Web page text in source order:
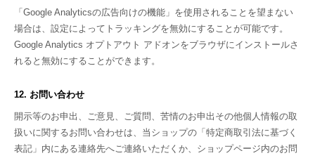
「Google Analyticsの広告向けの機能」を使用されることを望まない
場合は、設定によってトラッキングを無効にすることが可能です。
Google Analytics オプトアウト アドオンをブラウザにインストールさ
れると無効にすることができます。
12. お問い合わせ
開示等のお申出、ご意見、ご質問、苦情のお申出その他個人情報の取
扱いに関するお問い合わせは、当ショップの「特定商取引法に基づく
表記」内にある連絡先へご連絡いただくか、ショップページ内のお問